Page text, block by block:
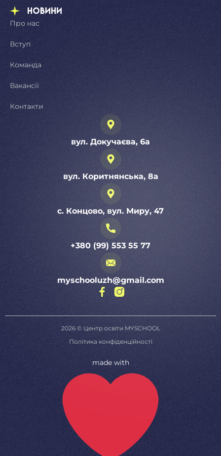
Новини
Про нас
Вступ
Команда
Вакансії
Контакти
вул. Докучаєва, 6а
вул. Коритнянська, 8а
с. Концово, вул. Миру, 47
+380 (99) 553 55 77
myschooluzh@gmail.com
2026 © Центр освіти MYSCHOOL
Політика конфіденційності
made with